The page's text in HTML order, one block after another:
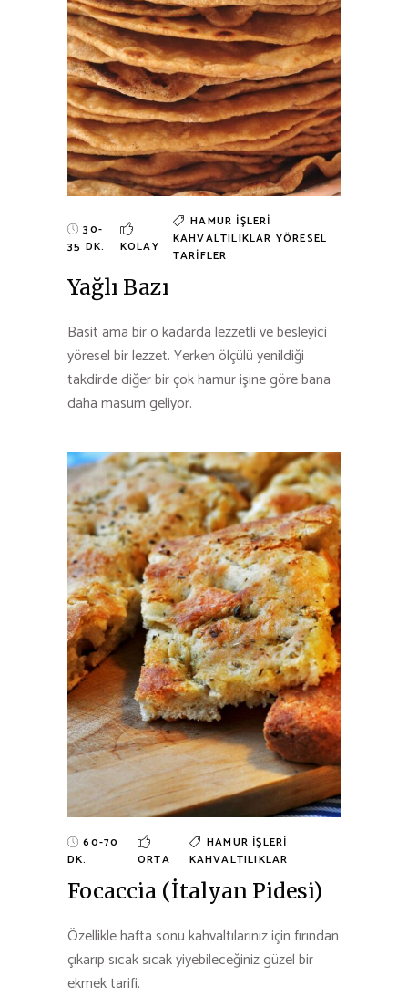
30-
35 DK.
KOLAY
HAMUR İŞLERI
KAHVALTILIKLAR YÖRESEL
TARIFLER
Yağlı Bazı
Basit ama bir o kadarda lezzetli ve besleyici
yöresel bir lezzet. Yerken ölçülü yenildiği
takdirde diğer bir çok hamur işine göre bana
daha masum geliyor.
60-70
DK.
ORTA
HAMUR İŞLERI
KAHVALTILIKLAR
Focaccia (İtalyan Pidesi)
Özellikle hafta sonu kahvaltılarınız için fırından
çıkarıp sıcak sıcak yiyebileceğiniz güzel bir
ekmek tarifi.